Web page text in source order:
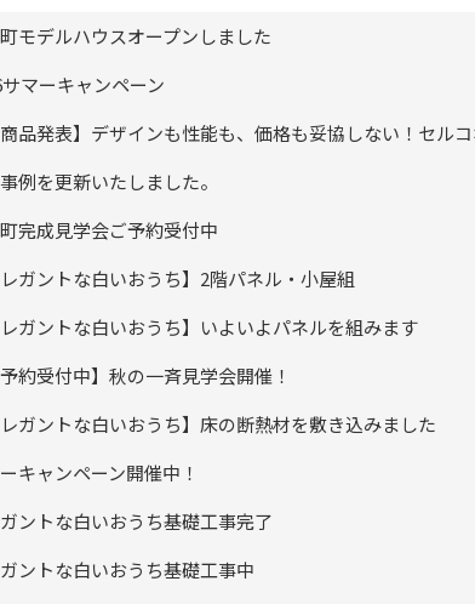
モデルハウスオープンしました
マーキャンペーン
例を更新いたしました。
完成見学会ご予約受付中
レガントな白いおうち】2階パネル・小屋組
レガントな白いおうち】いよいよパネルを組みます
予約受付中】秋の一斉見学会開催！
レガントな白いおうち】床の断熱材を敷き込みました
キャンペーン開催中！
ントな白いおうち基礎工事完了
ントな白いおうち基礎工事中